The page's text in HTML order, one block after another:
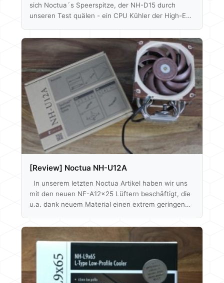
sich Noctua´s Speerspitze, der NH-D15 durch
unseren Test quälen - ein CPU Kühler der High-End
komplette Review findet ihr hier: Noctua NH-D15
Im Dezember wird dann der erste
ernstzunehmende Konkurrent unter die Lupe
genommen... Als Appetithappen gibt es hier schon
ein mal paar Close Up Aufnahmen Hier nur kurz
das Fazit als Auszug: Fazit Die…
[Review] Noctua NH-U12A
In unserem letzten Noctua Artikel haben wir uns
mit den neuen NF-A12x25 Lüftern beschäftigt, die
u.a. dank neuem Material einen extrem geringen
Die dadurch entstehenden Performance-Vorzüge
sollen jetzt auch auf Noctua´s CPU Kühler
übertragen werden. Der neue NH-U12A, der gleich
mit zwei NF-A12x25 geliefert wird, soll trotz 120
mm Abmessungen in der 140 mm Liga mitspielen -
finden wir raus ob dem auch so ist. Unboxing